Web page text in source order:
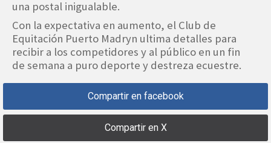
una postal inigualable.
Con la expectativa en aumento, el Club de
Equitación Puerto Madryn ultima detalles para
recibir a los competidores y al público en un fin
de semana a puro deporte y destreza ecuestre.
Compartir en facebook
Compartir en X